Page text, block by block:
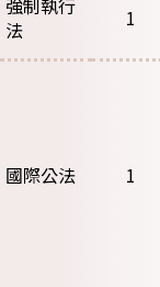
強制執行
法
1
國際公法 1